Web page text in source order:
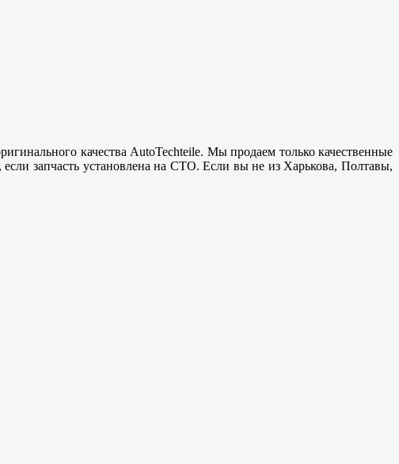
качества AutoTechteile. Мы продаем только качественные
если запчасть установлена на СТО. Если вы не из Харькова, Полтавы,